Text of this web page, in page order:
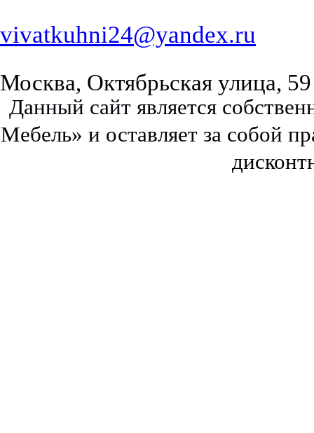
vivatkuhni24@yandex.ru
Москва, Октябрьская улица, 59
Данный сайт является
Мебель» и оставляет за собой